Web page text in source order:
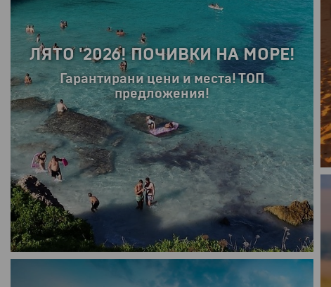
ЛЯТО '2026! ПОЧИВКИ НА МОРЕ!
Гарантирани цени и места! ТОП
предложения!